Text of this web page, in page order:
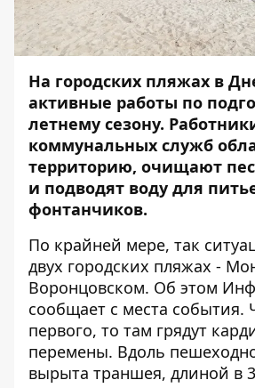
На городских пляжах в
активные работы по
летнему сезону.
коммунальных служб
территорию, очищают
и подводят воду для
фонтанчиков.
По крайней мере, так
двух городских пляжах -
Воронцовском. Об этом
сообщает с места события.
первого, то там грядут
перемены. Вдоль
вырыта траншея, длиной в